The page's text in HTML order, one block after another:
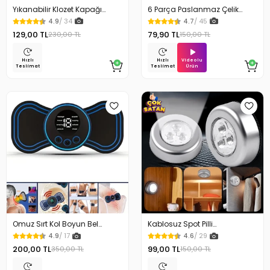
Yıkanabilir Klozet Kapağı
Süngeri Su Geçirmez
4.9/ 34
129,00 TL230,00 TL
Hızlı
Teslimat
6 Parça Paslanmaz Çelik
Kulak Temizleme Seti
4.7/ 45
79,90 TL150,00 TL
Hızlı
Teslimat
Videolu
Ürün
Omuz Sırt Kol Boyun Bel
Kelebek Masaj Aleti
4.9/ 17
200,00 TL350,00 TL
Kablosuz Spot Pilli
Dokunmatik Led Lamba
4.6/ 29
99,00 TL150,00 TL